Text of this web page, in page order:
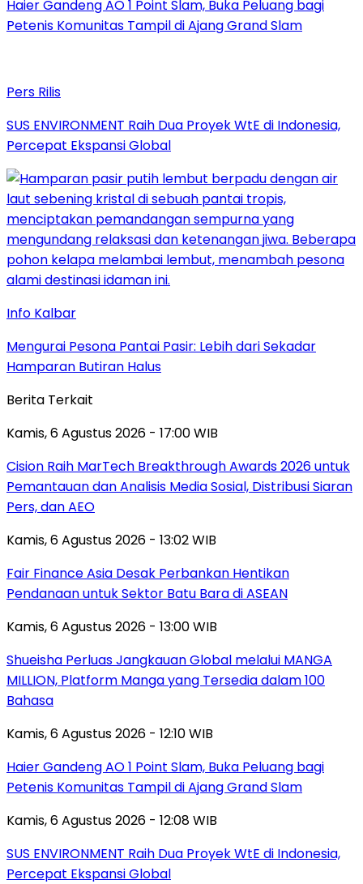
Haier Gandeng AO 1 Point Slam, Buka Peluang bagi
Petenis Komunitas Tampil di Ajang Grand Slam
Pers Rilis
SUS ENVIRONMENT Raih Dua Proyek WtE di Indonesia,
Percepat Ekspansi Global
Info Kalbar
Mengurai Pesona Pantai Pasir: Lebih dari Sekadar
Hamparan Butiran Halus
Berita Terkait
Kamis, 6 Agustus 2026 - 17:00 WIB
Cision Raih MarTech Breakthrough Awards 2026 untuk
Pemantauan dan Analisis Media Sosial, Distribusi Siaran
Pers, dan AEO
Kamis, 6 Agustus 2026 - 13:02 WIB
Fair Finance Asia Desak Perbankan Hentikan
Pendanaan untuk Sektor Batu Bara di ASEAN
Kamis, 6 Agustus 2026 - 13:00 WIB
Shueisha Perluas Jangkauan Global melalui MANGA
MILLION, Platform Manga yang Tersedia dalam 100
Bahasa
Kamis, 6 Agustus 2026 - 12:10 WIB
Haier Gandeng AO 1 Point Slam, Buka Peluang bagi
Petenis Komunitas Tampil di Ajang Grand Slam
Kamis, 6 Agustus 2026 - 12:08 WIB
SUS ENVIRONMENT Raih Dua Proyek WtE di Indonesia,
Percepat Ekspansi Global